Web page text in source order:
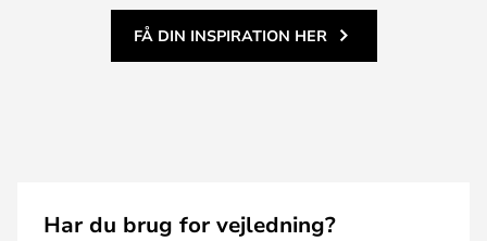
FÅ DIN INSPIRATION HER
Har du brug for vejledning?